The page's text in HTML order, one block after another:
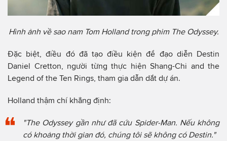
Hình ảnh về sao nam Tom Holland trong phim The Odyssey.
Đặc biệt, điều đó đã tạo điều kiện để đạo diễn Destin
Daniel Cretton, người từng thực hiện Shang-Chi and the
Legend of the Ten Rings, tham gia dẫn dắt dự án.
Holland thậm chí khẳng định:
"The Odyssey gần như đã cứu Spider-Man. Nếu không
có khoảng thời gian đó, chúng tôi sẽ không có Destin."